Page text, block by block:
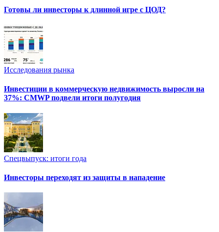
Готовы ли инвесторы к длинной игре с ЦОД?
Исследования рынка
Инвестиции в коммерческую недвижимость выросли на
37%: CMWP подвели итоги полугодия
Спецвыпуск: итоги года
Инвесторы переходят из защиты в нападение